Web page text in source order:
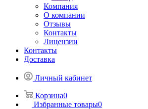
Компания
О компании
Отзывы
Контакты
Лицензии
Контакты
Доставка
Личный кабинет
Корзина0
Избранные товары0